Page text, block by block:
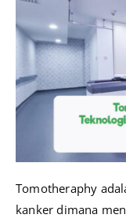
Tomotheraphy
kanker dimana